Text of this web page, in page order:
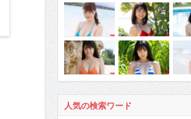
人気の検索ワード